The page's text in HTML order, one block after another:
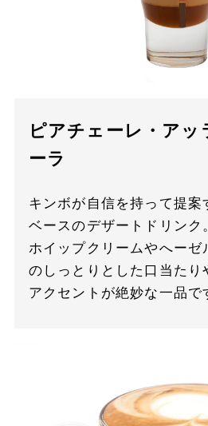
ピアチェーレ・アッ
ーラ
キンボが自信を持って提案
ベースのデザートドリンク
ホイップクリームやへーゼ
のしっとりとした口当たり
アクセントが絶妙な一品で